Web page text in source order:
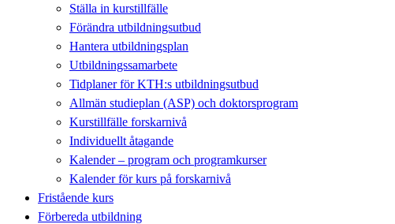
Ställa in kurstillfälle
Förändra utbildningsutbud
Hantera utbildningsplan
Utbildningssamarbete
Tidplaner för KTH:s utbildningsutbud
Allmän studieplan (ASP) och doktorsprogram
Kurstillfälle forskarnivå
Individuellt åtagande
Kalender – program och programkurser
Kalender för kurs på forskarnivå
Fristående kurs
Förbereda utbildning